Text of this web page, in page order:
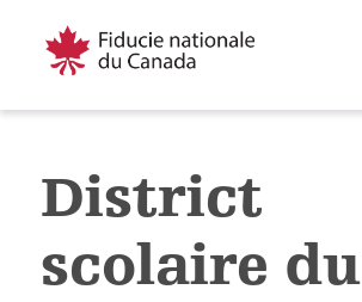
District
scolaire du